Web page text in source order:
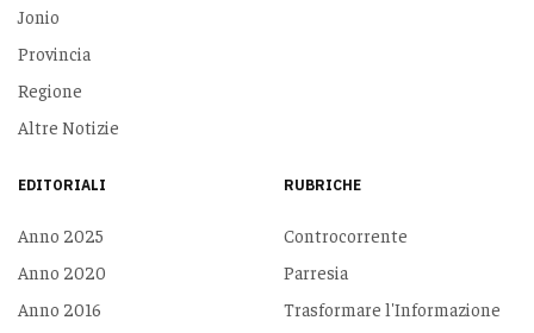
Jonio
Provincia
Regione
Altre Notizie
EDITORIALI
Anno 2025
Anno 2020
Anno 2016
RUBRICHE
Controcorrente
Parresia
Trasformare l'Informazione